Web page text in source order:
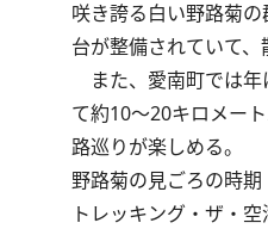
咲き誇る白い野路菊
台が整備されていて
また、愛南町では年
て約10〜20キロメー
路巡りが楽しめる。
野路菊の見ごろの時
トレッキング・ザ・